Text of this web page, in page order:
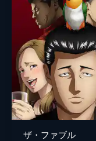
ザ・ファブル